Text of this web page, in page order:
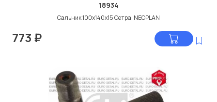
18934
Сальник 100x140x15 Сетра, NEOPLAN
773 ₽